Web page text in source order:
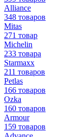
Alliance
348 товаров
Mitas
271 товар
Michelin
233 товара
Starmaxx
211 товаров
Petlas
166 товаров
Ozka
160 товаров
Armour
159 товаров